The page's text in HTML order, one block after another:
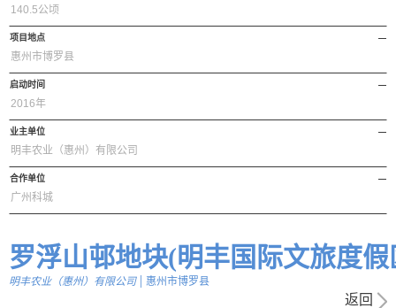
140.5公顷
项目地点
惠州市博罗县
启动时间
2016年
业主单位
明丰农业（惠州）有限公司
合作单位
广州科城
罗浮山邨地块(明丰国际文旅度
明丰农业（惠州）有限公司| 惠州市博罗县
返回